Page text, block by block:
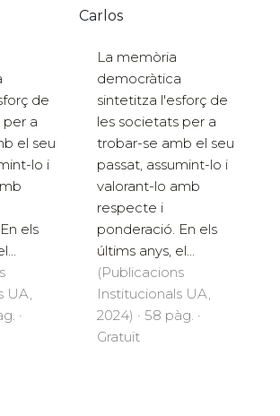
de
per a
el seu
lo i
els
UA,
·
Carlos
La memòria
democràtica
sintetitza l'esforç de
les societats per a
trobar-se amb el seu
passat, assumint-lo i
valorant-lo amb
respecte i
ponderació. En els
últims anys, el...
(Publicacions
Institucionals UA,
2024) · 58 pàg. ·
Gratuït